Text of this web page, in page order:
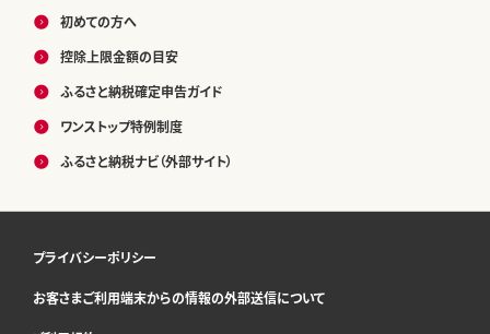
初めての方へ
控除上限金額の目安
ふるさと納税確定申告ガイド
ワンストップ特例制度
ふるさと納税ナビ（外部サイト）
プライバシーポリシー
お客さまご利用端末からの情報の外部送信について